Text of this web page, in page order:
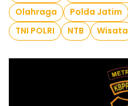
Olahraga
Polda Jatim
TNI POLRI
NTB Wisata